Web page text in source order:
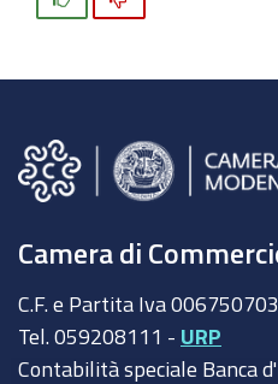
Camera di
C.F. e Partita Iva
Tel. 059208111 - URP
Contabilità speciale Banca